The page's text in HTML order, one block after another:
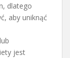
dlatego
aby uniknąć
jest